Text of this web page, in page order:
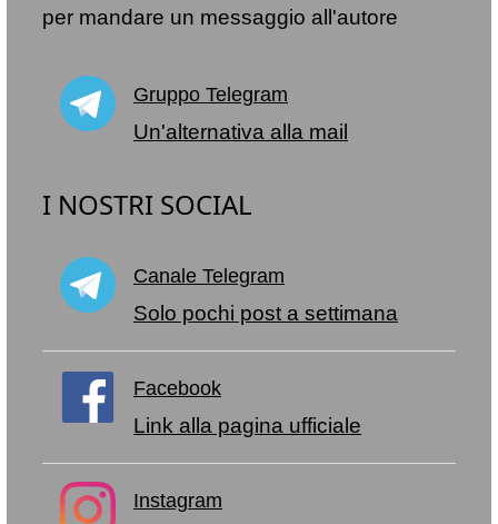
per mandare un messaggio all'autore
Gruppo Telegram
Un'alternativa alla mail
I NOSTRI SOCIAL
Canale Telegram
Solo pochi post a settimana
Facebook
Link alla pagina ufficiale
Instagram